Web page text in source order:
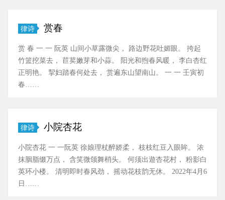
律诗 赏春
赏 春 一 一 阮英 山间小草露微尖， 路边野花吐媚眼。 挎起
竹篮挖菜去， 苣荬嫩芽和小蒜。 阳光和煦春风暖， 李白杏红
正明艳。 挈妇踏春何处去， 赏遍东山望南山。 一 一 壬寅初
春……
律诗 小院杏花
小院杏花 一 一阮英 徐娘理杖醉娇柔， 枝枝红豆入眼眸。 浓
抹胭脂缀万点， 含笑微颌舞梢头。 何须出遊杏花村， 粉影白
英环小楼。 清明即时春风劲， 摇动花枝韵无休。 2022年4月6
日……